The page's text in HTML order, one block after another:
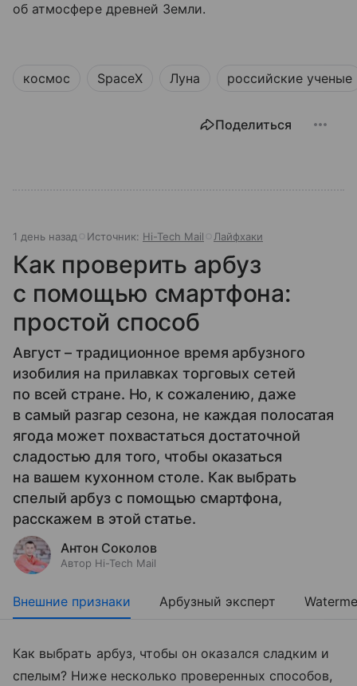
об атмосфере древней Земли.
космос SpaceX Луна российские ученые
Поделиться
1 день назад Источник: Hi-Tech Mail Лайфхаки
Как проверить арбуз
с помощью смартфона:
простой способ
Август – традиционное время арбузного
изобилия на прилавках торговых сетей
по всей стране. Но, к сожалению, даже
в самый разгар сезона, не каждая полосатая
ягода может похвастаться достаточной
сладостью для того, чтобы оказаться
на вашем кухонном столе. Как выбрать
спелый арбуз с помощью смартфона,
расскажем в этой статье.
Антон Соколов
Автор Hi-Tech Mail
Внешние признаки Арбузный эксперт
Как выбрать арбуз, чтобы он оказался сладким и
спелым? Ниже несколько проверенных способов,